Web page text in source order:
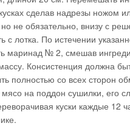
сделав надрезы ножом
не обязательно, внизу с
с лотка. По истечении
маринад № 2, смешав
Консистенция должна
со всех сторон
на поддон сушилки, его
куски каждые